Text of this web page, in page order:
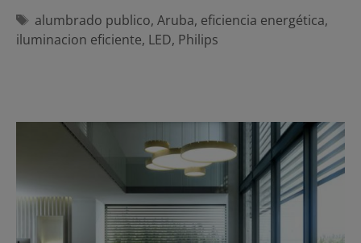
Etiquetas
alumbrado publico, Aruba, eficiencia energética,
iluminacion eficiente, LED, Philips